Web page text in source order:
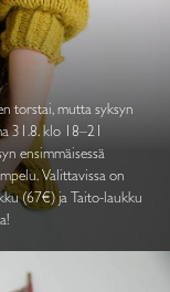
torstai, mutta syksyn
31.8. klo 18–21
ensimmäisessä
Valittavissa on
(67€) ja Taito-laukku